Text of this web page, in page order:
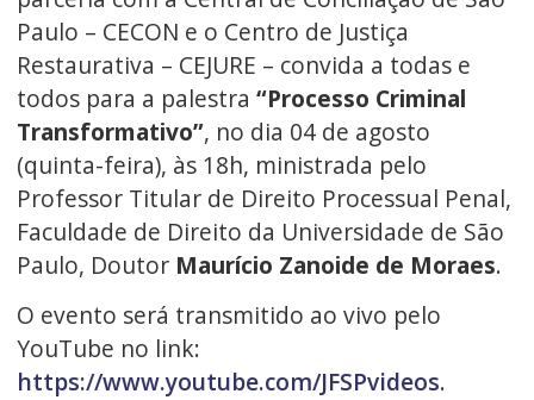
Paulo – CECON e o Centro de Justiça
Restaurativa – CEJURE – convida a todas e
todos para a palestra “Processo Criminal
Transformativo”, no dia 04 de agosto
(quinta-feira), às 18h, ministrada pelo
Professor Titular de Direito Processual Penal,
Faculdade de Direito da Universidade de São
Paulo, Doutor Maurício Zanoide de Moraes.
O evento será transmitido ao vivo pelo
YouTube no link:
https://www.youtube.com/JFSPvideos.